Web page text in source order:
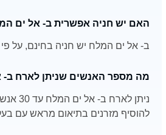
האם יש חניה אפשרית ב- אל ים
ב- אל ים המלח יש חניה בחינם, על פי
מה מספר האנשים שניתן לארח
ניתן
להוסיף מזרנים בתיאום מראש עם